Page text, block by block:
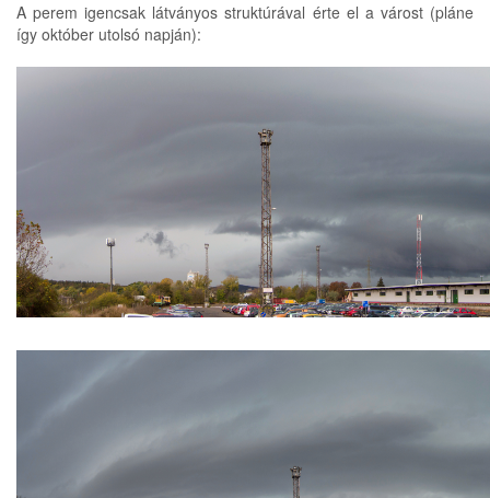
A perem igencsak látványos struktúrával érte el a várost (pláne
így október utolsó napján):